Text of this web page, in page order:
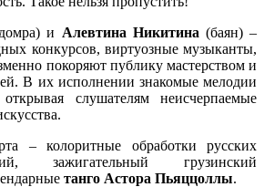
и Алевтина Никитина (баян)–
конкурсов, виртуозные музыканты,
покоряют публику мастерством и
В их исполнении знакомые мелодии
открывая слушателям неисчерпаемые
–колоритные обработки русских
зажигательный грузинский
танго Астора Пьяццоллы.